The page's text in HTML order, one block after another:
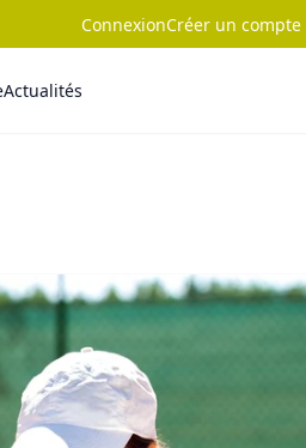
ConnexionCréer un compte
Actualités